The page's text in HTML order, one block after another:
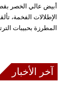
أبيض عالي الخصر
الإطلالات الفخمة،
المطرزة بحبيبات
آخر الأخبار